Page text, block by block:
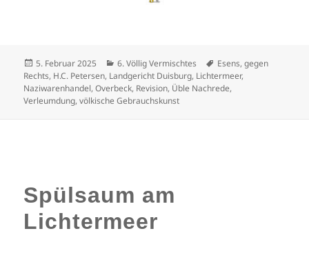
Veröffentlicht
am
5. Februar 2025 Kategorien
6. Völlig Vermischtes Schlagwörter
Esens,gegen
Rechts, H.C. Petersen, Landgericht Duisburg, Lichtermeer,
Naziwarenhandel,Overbeck, Revision, Üble Nachrede,
Verleumdung,völkische Gebrauchskunst
Spülsaum am
Lichtermeer